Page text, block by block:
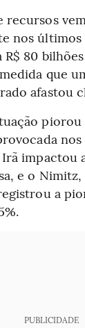
recursos
nos
80
que
afastou
impactou
e o
a
PUBLICIDADE